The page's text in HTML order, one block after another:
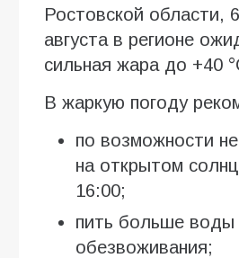
Ростовской области,
августа в регионе
сильная жара до +40
В жаркую погоду
по возможности
на открытом
16:00;
пить больше воды
обезвоживания;